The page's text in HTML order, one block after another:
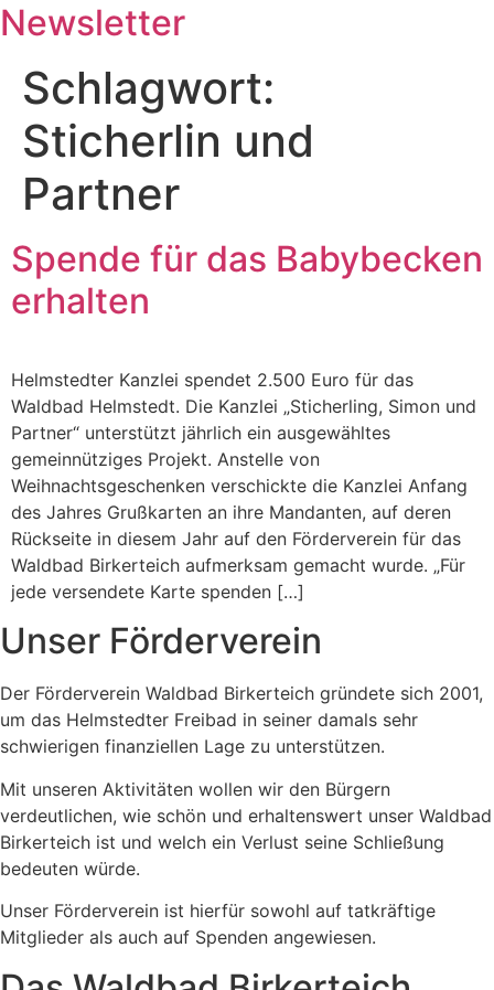
Newsletter
Schlagwort:
Sticherlin und
Partner
Spende für das Babybecken
erhalten
Helmstedter Kanzlei spendet 2.500 Euro für das
Waldbad Helmstedt. Die Kanzlei „Sticherling, Simon und
Partner“ unterstützt jährlich ein ausgewähltes
gemeinnütziges Projekt. Anstelle von
Weihnachtsgeschenken verschickte die Kanzlei Anfang
des Jahres Grußkarten an ihre Mandanten, auf deren
Rückseite in diesem Jahr auf den Förderverein für das
Waldbad Birkerteich aufmerksam gemacht wurde. „Für
jede versendete Karte spenden […]
Unser Förderverein
Der Förderverein Waldbad Birkerteich gründete sich 2001,
um das Helmstedter Freibad in seiner damals sehr
schwierigen finanziellen Lage zu unterstützen.
Mit unseren Aktivitäten wollen wir den Bürgern
verdeutlichen, wie schön und erhaltenswert unser Waldbad
Birkerteich ist und welch ein Verlust seine Schließung
bedeuten würde.
Unser Förderverein ist hierfür sowohl auf tatkräftige
Mitglieder als auch auf Spenden angewiesen.